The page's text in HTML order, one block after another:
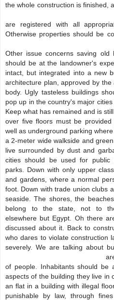
the whole construction is finished,
are registered with all
Otherwise properties should be
Other issue concerns saving old
should be at the landowner's
intact, but integrated into a new
architecture plan, approved by
body. Ugly tasteless buildings
pop up in the country's major
Keep what has remained and is
over five floors must be
well as underground parking
a 2-meter wide walkside and
live surrounded by dust and
cities should be used for public
parks. Down with only upper
and gardens, where a normal
foot. Down with trade union clubs
seaside. The shores, the
belong to the state, not to
elsewhere but Egypt. Oh there
discussed about it. Back to
who dares to violate construction
severely. We are talking about
of people. Inhabitants should be
aspects of the building they live in
an flat in a building with illegal
punishable by law, through